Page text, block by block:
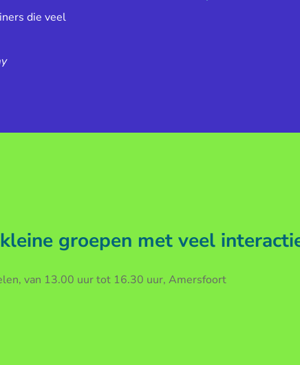
die veel
groepen met veel
van 13.00 uur tot 16.30 uur, Amersfoort